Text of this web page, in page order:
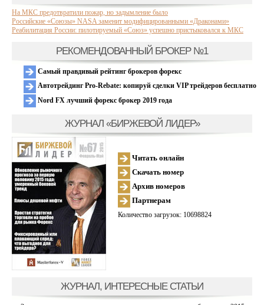
На МКС предотвратили пожар, но задымление было
Российские «Союзы» NASA заменит модифицированными «Драконами»
Реабилитация России: пилотируемый «Союз» успешно пристыковался к МКС
РЕКОМЕНДОВАННЫЙ БРОКЕР №1
Самый правдивый рейтинг брокеров форекс
Автотрейдинг Pro-Rebate: копируй сделки VIP трейдеров бесплатно
Nord FX лучший форекс брокер 2019 года
ЖУРНАЛ «БИРЖЕВОЙ ЛИДЕР»
Читать онлайн
Скачать номер
Архив номеров
Партнерам
Количество загрузок: 10698824
ЖУРНАЛ, ИНТЕРЕСНЫЕ СТАТЬИ